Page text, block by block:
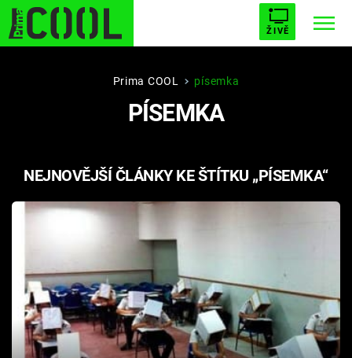
ŽIVĚ
STARHOUSE BUFFY, PŘEMOŽITELKA UPÍRŮ
PLNEJ KOTEL AVENGERS 5
Témata
Seriály
Hry
Prima COOL písemka
PÍSEMKA
NEJNOVĚJŠÍ ČLÁNKY KE ŠTÍTKU „PÍSEMKA“